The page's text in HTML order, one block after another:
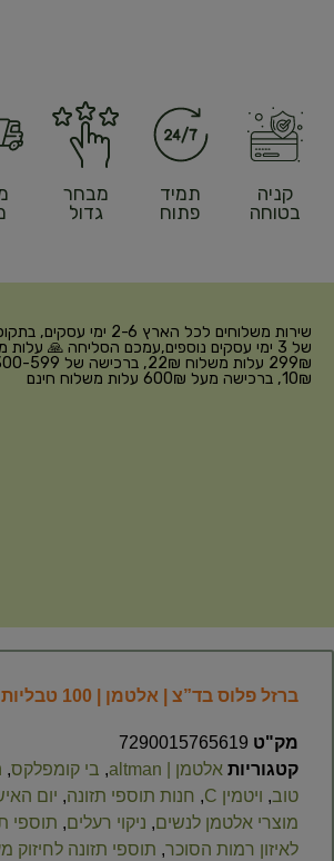
קניה
בטוחה
תמיד
פתוח
מבחר
גדול
שירות משלוחים לכל הארץ 2-6
של 3 ימי עסקים נוספים,עמכם הסליחה 🙏
10₪, ברכישה מעל 600₪ עלות משלוח חינם
ברזל פלוס בד”צ | אלטמן | 100 טבליות
מק"ט 7290015765619
קטגוריות אלטמן | altman , בי קומפלקס,
טוב, ויטמין C , חנות תוספי תזונה, יום
מוצרי אלטמן לנשים, ניקוי רעלים, תוספי
לאיזון רמות הסוכר, תוספי תזונה לחיזוק